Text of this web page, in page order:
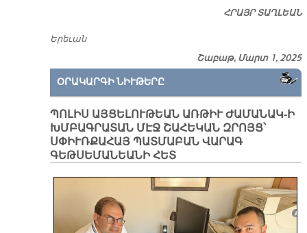
ՀՐԱՅՐ ՏԱՂԼԵԱՆ
Երեւան
Շաբաթ, Մարտ 1, 2025
ՕՐԱԿԱՐԳԻ ՆԻՒԹԵՐԸ
ՊՈԼԻՍ ԱՅՑԵԼՈՒԹԵԱՆ ԱՌԹԻՒ ԺԱՄԱՆԱԿ-Ի
ԽՄԲԱԳՐԱՏԱՆ ՄԷՋ ՇԱՀԵԿԱՆ ԶՐՈՅՑ՝
ՍՓԻՒՌՔԱՀԱՅ ՊԱՏՄԱԲԱՆ ՎԱՐԱԳ
ԳԵԹՍԵՄԱՆԵԱՆԻ ՀԵՏ